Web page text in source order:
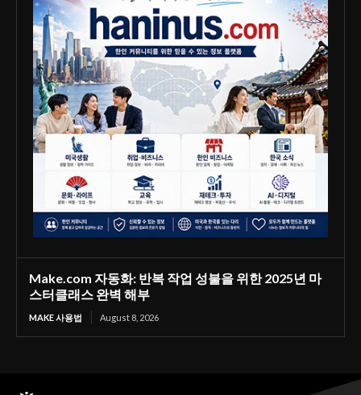
Make.com 자동화: 반복 작업 성불을 위한 2025년 마
스터클래스 완벽 해부
MAKE 사용법 August 8, 2026